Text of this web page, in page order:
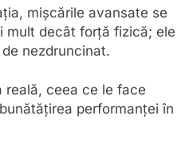
mișcările avansate se
mult decât forță fizică; ele
nezdruncinat.
reală, ceea ce le face
performanței în